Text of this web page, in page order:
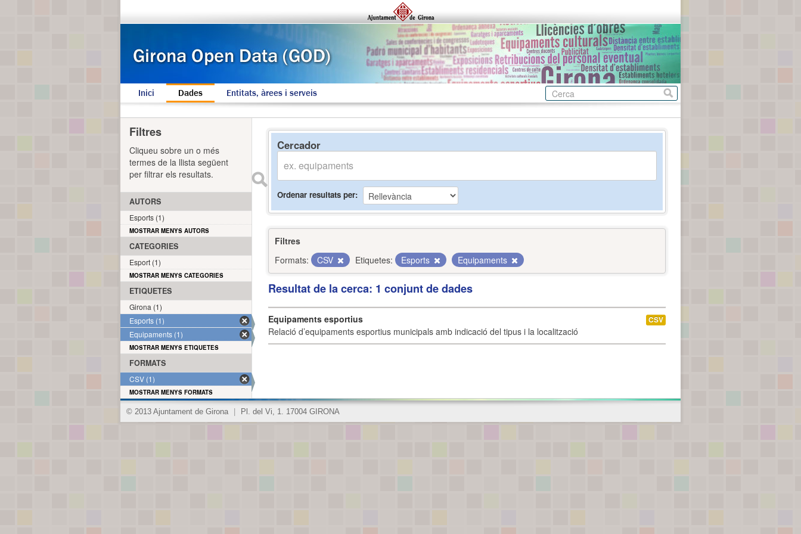
Inici Dades Entitats, àrees i serveis
Cercador
Ordenar resultats per
Filtres
Formats:
CSV Etiquetes: Esports Equipaments
Resultat de la cerca: 1 conjunt de dades
Equipaments esportius
Relació d’equipaments esportius municipals amb indicació del tipus i la localització
CSV
Filtres
Cliqueu sobre un o més
termes de la llista següent
per filtrar els resultats.
AUTORS
Esports (1)
MOSTRAR MENYS AUTORS
CATEGORIES
Esport (1)
MOSTRAR MENYS CATEGORIES
ETIQUETES
Girona (1)
Esports (1)
Equipaments (1)
MOSTRAR MENYS ETIQUETES
FORMATS
CSV (1)
MOSTRAR MENYS FORMATS
© 2013 Ajuntament de Girona Pl. del Vi, 1. 17004 GIRONA